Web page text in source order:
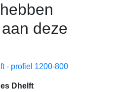
deze
Dhelft